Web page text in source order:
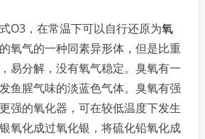
O3，在常温下可以自行还原为氧
氧气的一种同素异形体，但是比重
易分解，没有氧气稳定。臭氧有一
鱼腥气味的淡蓝色气体。臭氧有强
强的氧化器，可在较低温度下发生
氧化成过氧化银，将硫化铅氧化成